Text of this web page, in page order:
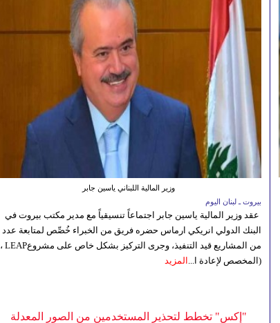
وزير المالية اللبناني ياسين جابر
بيروت ـ لبنان اليوم
عقد وزير المالية ياسين جابر اجتماعاً تنسيقياً مع مدير مكتب بيروت في
البنك الدولي انريكي ارماس حضره فريق من الخبراء خُصِّص لمتابعة عدد
من المشاريع قيد التنفيذ، وجرى التركيز بشكل خاص على مشروعLEAP ،
(المخصص لإعادة ا... المزيد
"إكس" تخطط لتحذير المستخدمين من الصور المعدلة